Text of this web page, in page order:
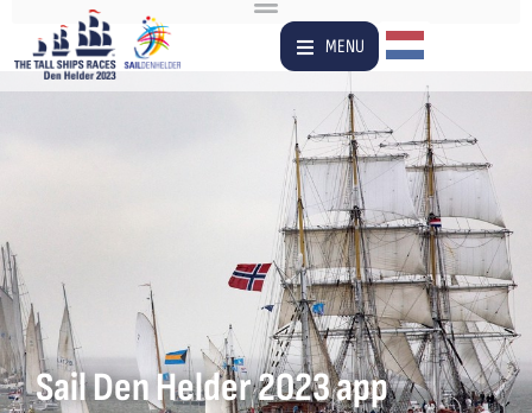
MENU
Sail Den Helder 2023 app